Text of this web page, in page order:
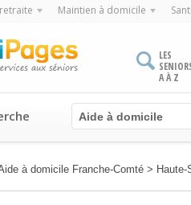
Maintien à domicile
LES
A À Z
Aide à domicile
à domicile Franche-Comté > Haute-